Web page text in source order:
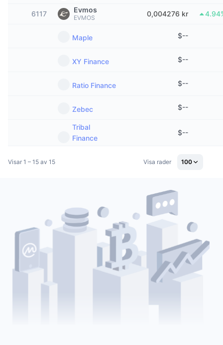
Trendande
Övergripande NFT-statistik
Kommande försäljningar
Krypto-ETF:er
Bitcoin ETF:er
Ethereum ETF:er
Derivat
Likvidationer
Finansieringsräntor
CMC MCP
Kampanjer
Diamantbelöningar
Kalendrar
6117 Evmos
EVMOS 0,004276 kr
Maple $--
XY Finance $--
Ratio Finance $--
Zebec $--
Tribal
Finance
$--
Visar 1 – 15 av 15 Visa rader 100